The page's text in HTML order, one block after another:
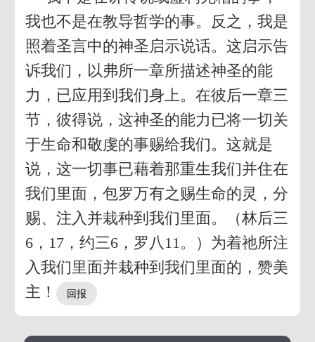
我也不是在教导哲学的事。反之，我是
照着圣言中的神圣启示说话。这启示告
诉我们，以弗所一章所描述神圣的能
力，已应用到我们身上。在彼后一章三
节，彼得说，这神圣的能力已将一切关
于生命和敬虔的事赐给我们。这就是
说，这一切事已藉着那重生我们并住在
我们里面，包罗万有之赐生命的灵，分
赐、注入并栽种到我们里面。（林后三
6，17，约三6，罗八11。）为着祂所注
入我们里面并栽种到我们里面的，赞美
主！